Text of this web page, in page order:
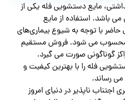
مایع دستشویی فله یکی از
باشد. استفاده از مایع
با توجه به شیوع بیماری‌های
محسوب می شود. فروش مستقیم
گوناگونی صورت می گیرد.
فله را با بهترین کیفیت و
رساند.
اجتناب ناپذیر در دنیای امروز